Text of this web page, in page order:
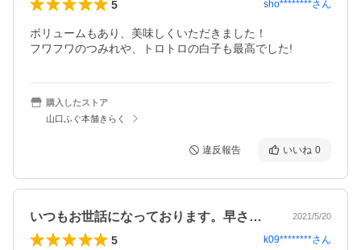
5 sho********さん
ボリュームもあり、美味しくいただきました！
フワフワのつみれや、トロトロの白子も最高でした!
購入したストア
山口ふぐ本舗きらく
違反報告 いいね 0
いつもお世話になっております。早さ、美… 2021/5/20
5 k09********さん